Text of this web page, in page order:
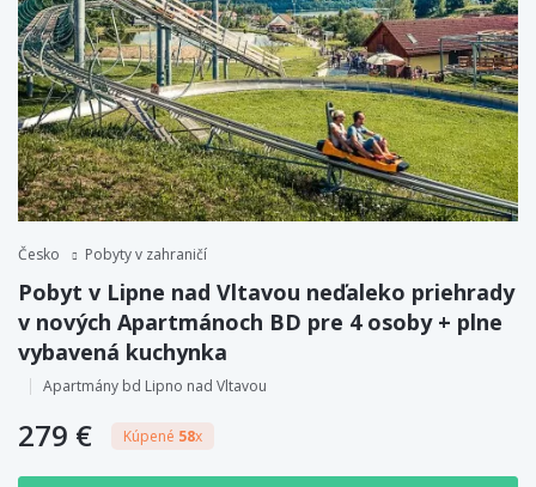
Česko Pobyty v zahraničí
Pobyt v Lipne nad Vltavou neďaleko priehrady
v nových Apartmánoch BD pre 4 osoby + plne
vybavená kuchynka
Apartmány bd Lipno nad Vltavou
279 € Kúpené 58x